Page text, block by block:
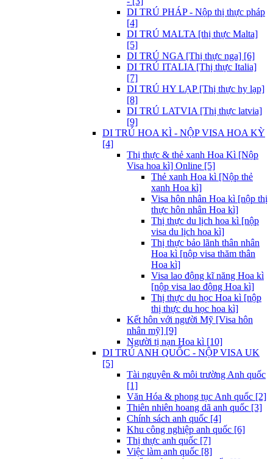
DI TRÚ PHÁP - Nộp thị thực pháp
[4]
DI TRÚ MALTA [thị thực Malta]
[5]
DI TRÚ NGA [Thị thực nga] [6]
DI TRÚ ITALIA [Thị thực Italia]
[7]
DI TRÚ HY LẠP [Thị thực hy lạp]
[8]
DI TRÚ LATVIA [Thị thực latvia]
[9]
DI TRÚ HOA KÌ - NỘP VISA HOA KỲ
[4]
Thị thực & thẻ xanh Hoa Kì [Nộp
Visa hoa kì] Online [5]
Thẻ xanh Hoa kì [Nộp thẻ
xanh Hoa kì]
Visa hôn nhân Hoa kì [nộp thị
thực hôn nhân Hoa kì]
Thị thực du lịch hoa kì [nộp
visa du lịch hoa kì]
Thị thực bảo lãnh thân nhân
Hoa kì [nộp visa thăm thân
Hoa kì]
Visa lao động kĩ năng Hoa kì
[nộp visa lao động Hoa kì]
Thị thực du học Hoa kì [nộp
thị thực du học hoa kì]
Kết hôn với người Mỹ [Visa hôn
nhân mỹ] [9]
Người tị nạn Hoa kì [10]
DI TRÚ ANH QUỐC - NỘP VISA UK
[5]
Tài nguyên & môi trường Anh quốc
[1]
Văn Hóa & phong tục Anh quốc [2]
Thiên nhiên hoang dã anh quốc [3]
Chính sách anh quốc [4]
Khu công nghiệp anh quốc [6]
Thị thực anh quốc [7]
Việc làm anh quốc [8]